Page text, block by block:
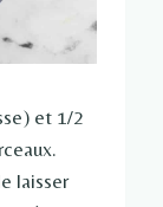
et 1/2
laisser